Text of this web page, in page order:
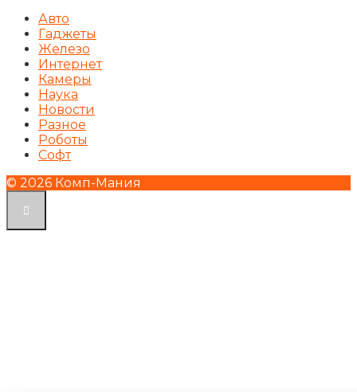
Авто
Гаджеты
Железо
Интернет
Камеры
Наука
Новости
Разное
Роботы
Софт
© 2026 Комп-Мания